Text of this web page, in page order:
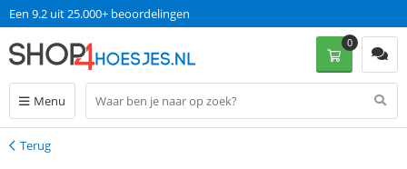
Een 9.2 uit 25.000+ beoordelingen
Menu
0
Terug
Terug